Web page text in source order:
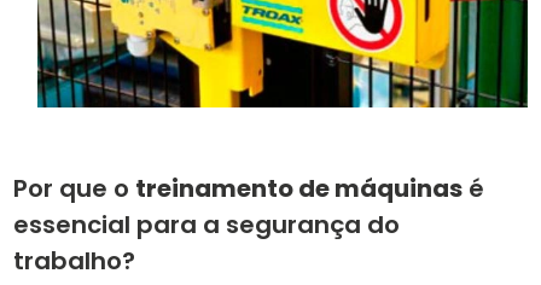
Por que o treinamento de máquinas é
essencial para a segurança do
trabalho?